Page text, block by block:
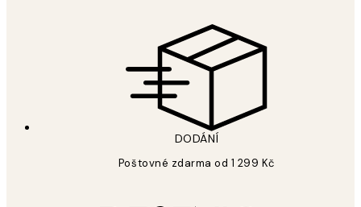
DODÁNÍ
Poštovné zdarma od 1 299 Kč